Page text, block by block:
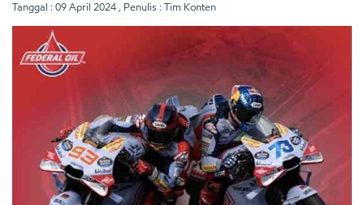
Tanggal : 09 April 2024 , Penulis : Tim Konten